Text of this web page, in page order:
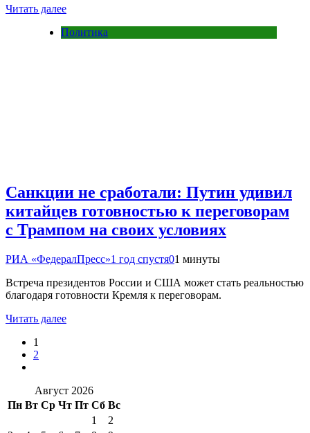
Читать далее
Политика
Санкции не сработали: Путин удивил
китайцев готовностью к переговорам
с Трампом на своих условиях
РИА «ФедералПресс»1 год спустя01 минуты
Встреча президентов России и США может стать реальностью
благодаря готовности Кремля к переговорам.
Читать далее
1
2
Август 2026
Пн Вт Ср Чт Пт Сб Вс
1
2